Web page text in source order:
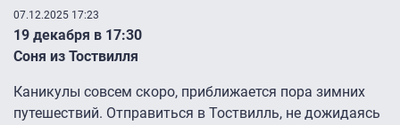
07.12.2025 17:23
19 декабря в 17:30
Соня из Тоствилля
Каникулы совсем скоро, приближается пора зимних
путешествий. Отправиться в Тоствилль, не дожидаясь